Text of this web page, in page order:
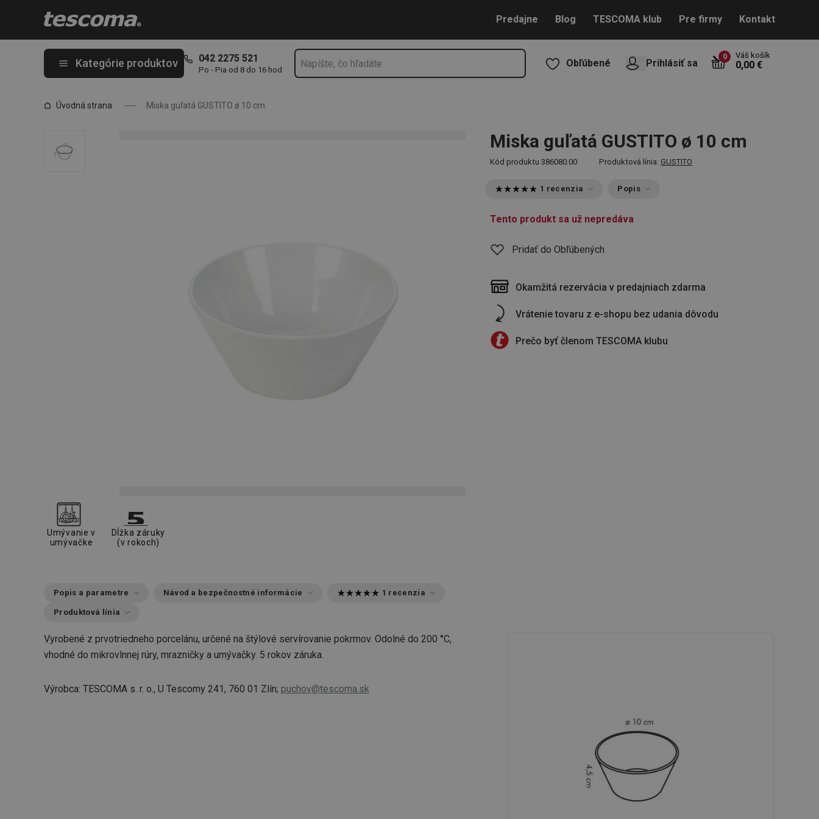
Predajne Blog TESCOMA klub Pre firmy Kontakt
Kategórie produktov 042 2275 521
Po - Pia od 8 do 16 hod
Obľúbené Prihlásiť sa
0 Váš košík
0,00 €
Úvodná strana Miska guľatá GUSTITO ø 10 cm
Miska guľatá GUSTITO ø 10 cm
Kód produktu 386080.00 Produktová línia: GUSTITO
1 recenzia Popis
Tento produkt sa už nepredáva
Pridať do Obľúbených
Okamžitá rezervácia v predajniach zdarma
Vrátenie tovaru z e-shopu bez udania dôvodu
Prečo byť členom TESCOMA klubu
Umývanie v
umývačke
Dĺžka záruky
(v rokoch)
Popis a parametre Návod a bezpečnostné informácie 1 recenzia
Produktová línia
Vyrobené z prvotriedneho porcelánu, určené na štýlové servírovanie pokrmov. Odolné do 200 °C,
vhodné do mikrovlnnej rúry, mrazničky a umývačky. 5 rokov záruka.
Výrobca: TESCOMA s. r. o., U Tescomy 241, 760 01 Zlín; puchov@tescoma.sk